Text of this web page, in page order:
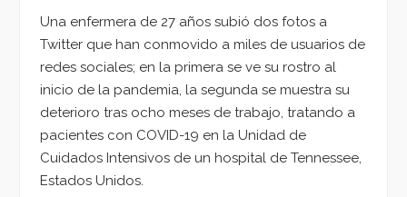
Una enfermera de 27 años subió dos fotos a
Twitter que han conmovido a miles de usuarios de
redes sociales; en la primera se ve su rostro al
inicio de la pandemia, la segunda se muestra su
deterioro tras ocho meses de trabajo, tratando a
pacientes con COVID-19 en la Unidad de
Cuidados Intensivos de un hospital de Tennessee,
Estados Unidos.